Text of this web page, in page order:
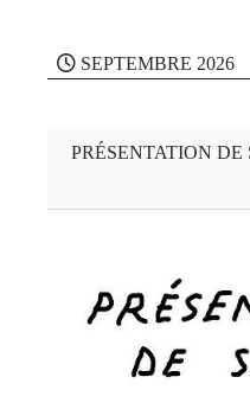
SEPTEMBRE 2026
PRÉSENTATION DE